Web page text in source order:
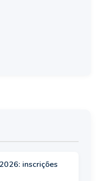
inscrições